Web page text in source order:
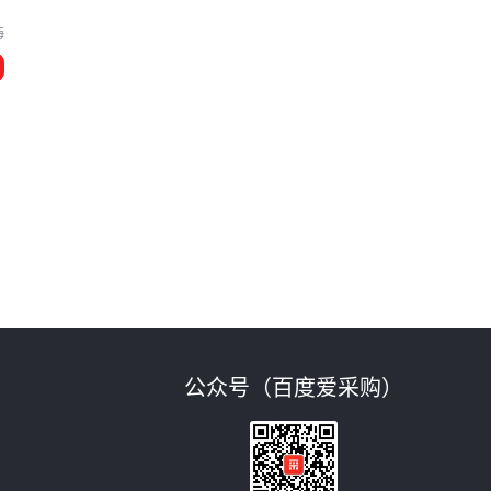
公众号（百度爱采购）